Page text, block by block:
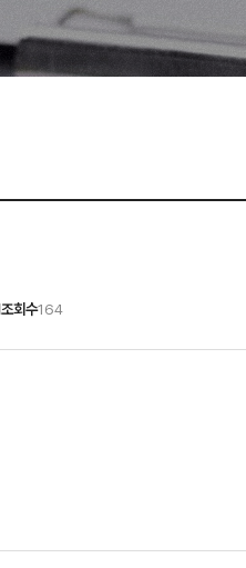
|조회수164